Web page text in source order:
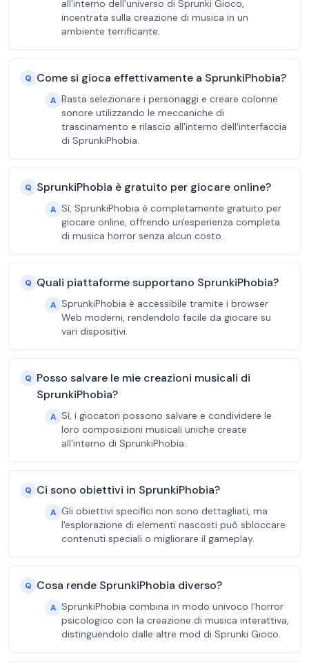
all'interno dell'universo di Sprunki Gioco,
incentrata sulla creazione di musica in un
ambiente terrificante.
Q Come si gioca effettivamente a SprunkiPhobia?
A Basta selezionare i personaggi e creare colonne
sonore utilizzando le meccaniche di
trascinamento e rilascio all'interno dell'interfaccia
di SprunkiPhobia.
Q SprunkiPhobia è gratuito per giocare online?
A Sì, SprunkiPhobia è completamente gratuito per
giocare online, offrendo un'esperienza completa
di musica horror senza alcun costo.
Q Quali piattaforme supportano SprunkiPhobia?
A SprunkiPhobia è accessibile tramite i browser
Web moderni, rendendolo facile da giocare su
vari dispositivi.
Q Posso salvare le mie creazioni musicali di
SprunkiPhobia?
A Sì, i giocatori possono salvare e condividere le
loro composizioni musicali uniche create
all'interno di SprunkiPhobia.
Q Ci sono obiettivi in SprunkiPhobia?
A Gli obiettivi specifici non sono dettagliati, ma
l'esplorazione di elementi nascosti può sbloccare
contenuti speciali o migliorare il gameplay.
Q Cosa rende SprunkiPhobia diverso?
A SprunkiPhobia combina in modo univoco l'horror
psicologico con la creazione di musica interattiva,
distinguendolo dalle altre mod di Sprunki Gioco.